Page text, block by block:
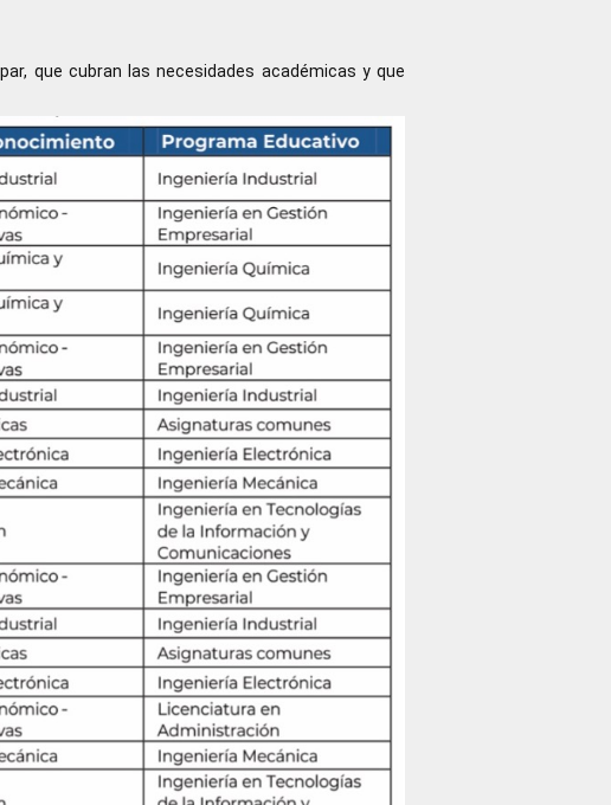
que cubran las necesidades académicas y que